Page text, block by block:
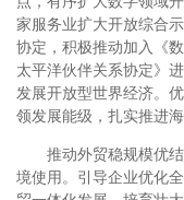
家服务业扩大开放综合
协定，积极推动加入《
太平洋伙伴关系协定》
发展开放型世界经济。
领发展能级，扎实推进
推动外贸稳规模优
境使用。引导企业优化